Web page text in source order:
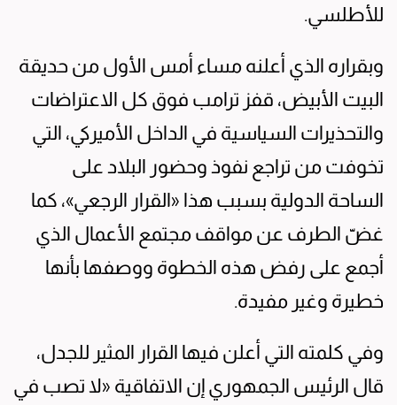
للأطلسي.
وبقراره الذي أعلنه مساء أمس الأول من حديقة
البيت الأبيض، قفز ترامب فوق كل الاعتراضات
والتحذيرات السياسية في الداخل الأميركي، التي
تخوفت من تراجع نفوذ وحضور البلاد على
الساحة الدولية بسبب هذا «القرار الرجعي»، كما
غضّ الطرف عن مواقف مجتمع الأعمال الذي
أجمع على رفض هذه الخطوة ووصفها بأنها
خطيرة وغير مفيدة.
وفي كلمته التي أعلن فيها القرار المثير للجدل،
قال الرئيس الجمهوري إن الاتفاقية «لا تصب في